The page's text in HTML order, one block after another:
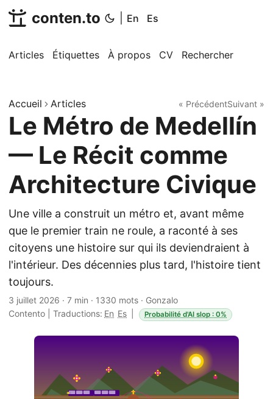
conten.to En Es
Articles Étiquettes À propos CV Rechercher
Accueil Articles « PrécédentSuivant »
Le Métro de Medellín
— Le Récit comme
Architecture Civique
Une ville a construit un métro et, avant même
que le premier train ne roule, a raconté à ses
citoyens une histoire sur qui ils deviendraient à
l'intérieur. Des décennies plus tard, l'histoire tient
toujours.
3 juillet 2026 · 7 min · 1330 mots · Gonzalo
Contento
Traductions: En Es Probabilité d'AI slop : 0%